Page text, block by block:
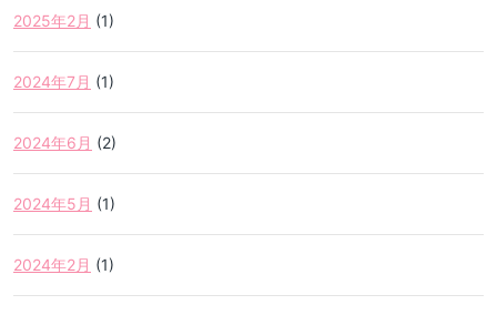
2025年2月 (1)
2024年7月 (1)
2024年6月 (2)
2024年5月 (1)
2024年2月 (1)